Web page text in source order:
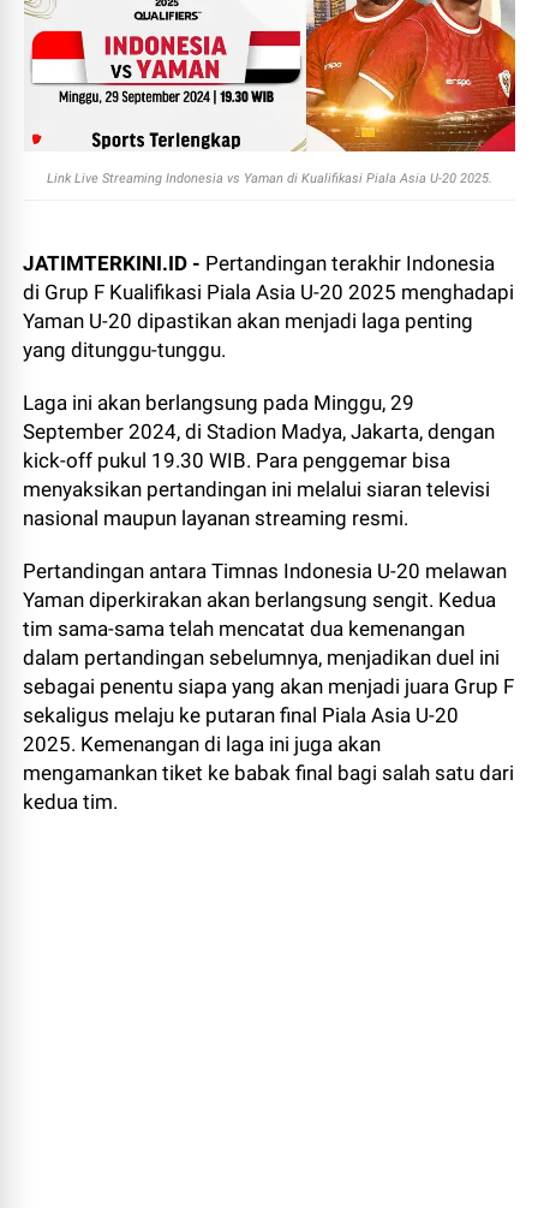
Link Live Streaming Indonesia vs Yaman di Kualifikasi Piala Asia U-20 2025.
JATIMTERKINI.ID - Pertandingan terakhir Indonesia
di Grup F Kualifikasi Piala Asia U-20 2025 menghadapi
Yaman U-20 dipastikan akan menjadi laga penting
yang ditunggu-tunggu.
Laga ini akan berlangsung pada Minggu, 29
September 2024, di Stadion Madya, Jakarta, dengan
kick-off pukul 19.30 WIB. Para penggemar bisa
menyaksikan pertandingan ini melalui siaran televisi
nasional maupun layanan streaming resmi.
Pertandingan antara Timnas Indonesia U-20 melawan
Yaman diperkirakan akan berlangsung sengit. Kedua
tim sama-sama telah mencatat dua kemenangan
dalam pertandingan sebelumnya, menjadikan duel ini
sebagai penentu siapa yang akan menjadi juara Grup F
sekaligus melaju ke putaran final Piala Asia U-20
2025. Kemenangan di laga ini juga akan
mengamankan tiket ke babak final bagi salah satu dari
kedua tim.